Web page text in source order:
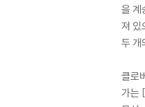
을 계
져 있
두 개
클로
가는